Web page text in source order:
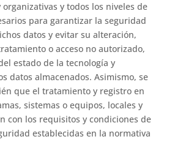
y todos los niveles de
para garantizar la seguridad
datos y evitar su alteración,
o acceso no autorizado,
estado de la tecnología y
datos almacenados. Asimismo, se
que el tratamiento y registro en
sistemas o equipos, locales y
con los requisitos y condiciones de
establecidas en la normativa